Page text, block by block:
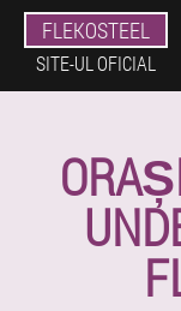
FLEKOSTEEL
SITE-UL OFICIAL